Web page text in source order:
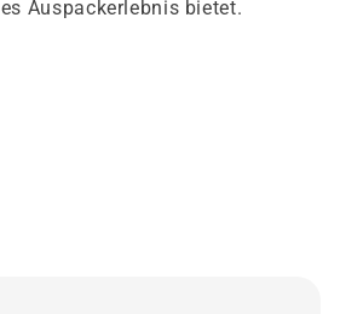
Auspackerlebnis bietet.